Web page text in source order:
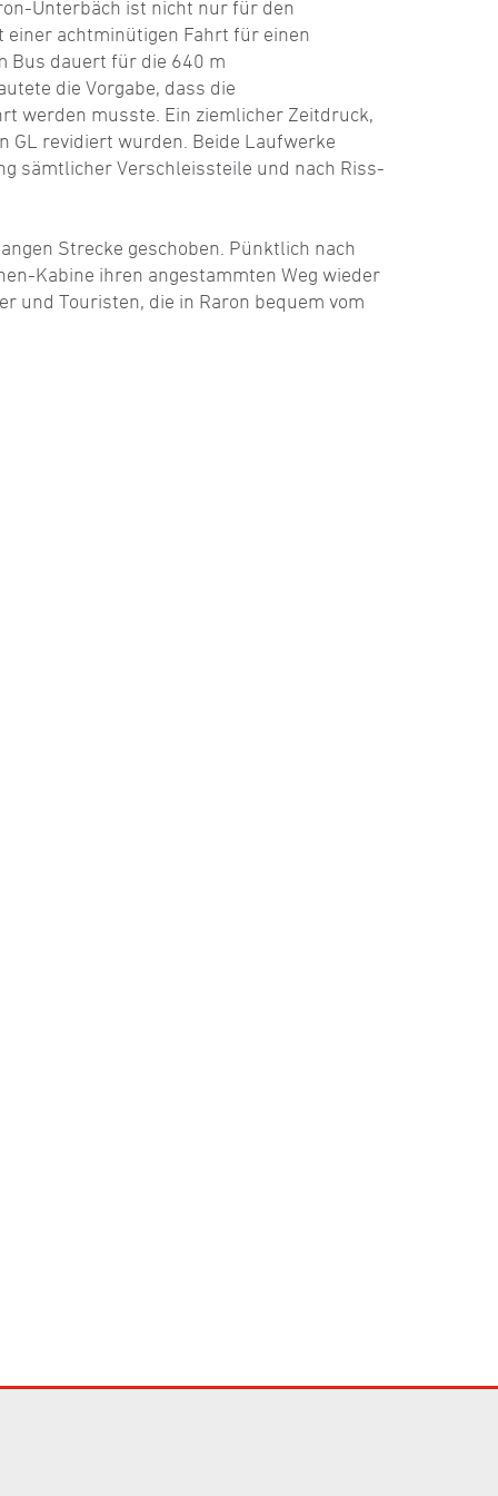
Unterbäch ist nicht nur für den
achtminütigen Fahrt für einen
Bus dauert für die 640 m
die Vorgabe, dass die
werden musste. Ein ziemlicher Zeitdruck,
GL revidiert wurden. Beide ­Laufwerke
sämtlicher Verschleissteile und nach Riss­
Strecke geschoben. Pünktlich nach
Kabine ihren angestammten Weg wieder
und Touristen, die in Raron bequem vom